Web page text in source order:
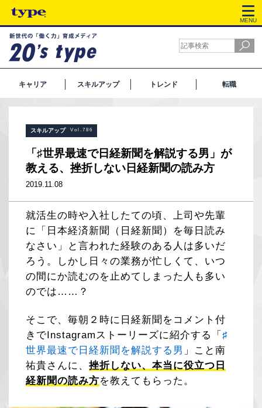
MENU
キャリア スキルアップ トレンド 転職
スキルアップ Vol.786
「♯世界最速で日経新聞を解説する男」が
教える、挫折しない日経新聞の読み方
2019.11.08
就活生の時や入社したての頃、上司や先輩
に「日本経済新聞（日経新聞）を毎日読み
なさい」と言われた経験のある人は多いだ
ろう。しかし日々の業務が忙しくて、いつ
の間にか読むのを止めてしまった人も多い
のでは……？
そこで、毎朝２時に日経新聞をコメント付
きでInstagramストーリーズに紹介する「♯
世界最速で日経新聞を解説する男 」こと南
祐貴さんに、挫折しない、本当に役立つ日
経新聞の読み方を教えてもらった。